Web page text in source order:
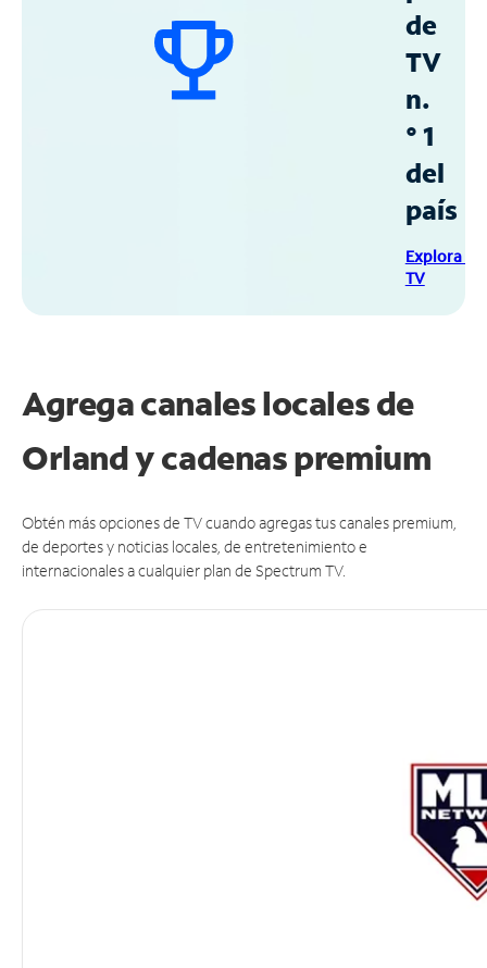
de
TV
n.
° 1
del
país
Explora
TV
Agrega canales locales de
Orland y cadenas premium
Obtén más opciones de TV cuando agregas tus canales premium,
de deportes y noticias locales, de entretenimiento e
internacionales a cualquier plan de Spectrum TV.